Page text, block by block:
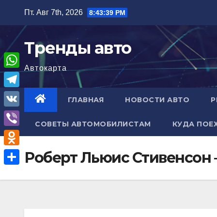
содержимому
Пт. Авг 7th, 2026 8:43:40 PM
Тренды авто
Автокарта
ГЛАВНАЯ НОВОСТИ АВТО
СОВЕТЫ АВТОМОБИЛИСТАМ КУДА
Роберт Льюис
W
h
a
A
T
e
l
e
g
V
K
V
i
b
e
O